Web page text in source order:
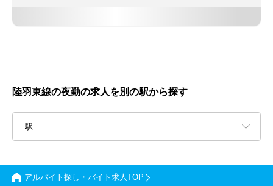
陸羽東線の夜勤の求人を別の駅から探す
駅
アルバイト探し・バイト求人TOP